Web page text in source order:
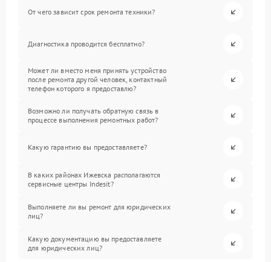
От чего зависит срок ремонта техники?
Диагностика проводится бесплатно?
Может ли вместо меня принять устройство
после ремонта другой человек, контактный
телефон которого я предоставлю?
Возможно ли получать обратную связь в
процессе выполнения ремонтных работ?
Какую гарантию вы предоставляете?
В каких районах Ижевска располагаются
сервисные центры Indesit?
Выполняете ли вы ремонт для юридических
лиц?
Какую документацию вы предоставляете
для юридических лиц?